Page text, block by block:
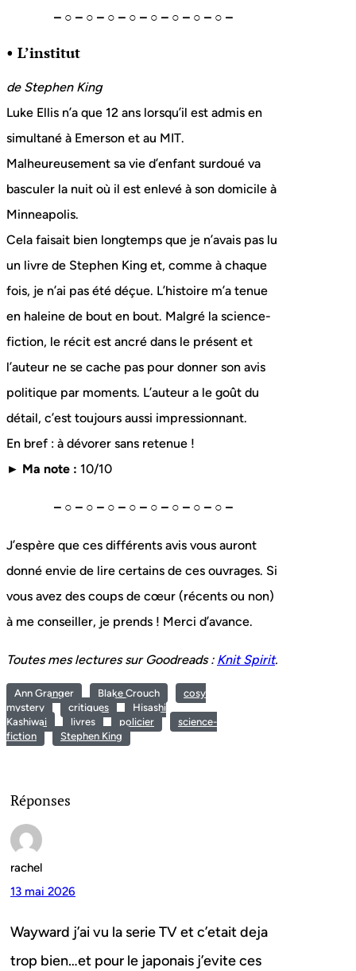
– ○ – ○ – ○ – ○ – ○ – ○ – ○ – ○ –
• L’institut
de Stephen King
Luke Ellis n’a que 12 ans lorsqu’il est admis en
simultané à Emerson et au MIT.
Malheureusement sa vie d’enfant surdoué va
basculer la nuit où il est enlevé à son domicile à
Minneapolis.
Cela faisait bien longtemps que je n’avais pas lu
un livre de Stephen King et, comme à chaque
fois, je n’ai pas été déçue. L’histoire m’a tenue
en haleine de bout en bout. Malgré la science-
fiction, le récit est ancré dans le présent et
l’auteur ne se cache pas pour donner son avis
politique par moments. L’auteur a le goût du
détail, c’est toujours aussi impressionnant.
En bref : à dévorer sans retenue !
► Ma note : 10/10
– ○ – ○ – ○ – ○ – ○ – ○ – ○ – ○ –
J’espère que ces différents avis vous auront
donné envie de lire certains de ces ouvrages. Si
vous avez des coups de cœur (récents ou non)
à me conseiller, je prends ! Merci d’avance.
Toutes mes lectures sur Goodreads : Knit Spirit.
Ann Granger Blake Crouch
cosy
mystery
critiques
Hisashi
Kashiwai
livres policier
science-
fiction
Stephen King
Réponses
rachel
13 mai 2026
Wayward j’ai vu la serie TV et c’etait deja
trop bien…et pour le japonais j’evite ces